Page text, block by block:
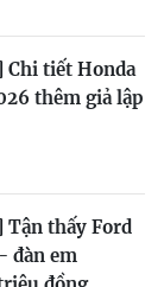
Chi tiết Honda
thêm giả lập
Tận thấy Ford
đàn em